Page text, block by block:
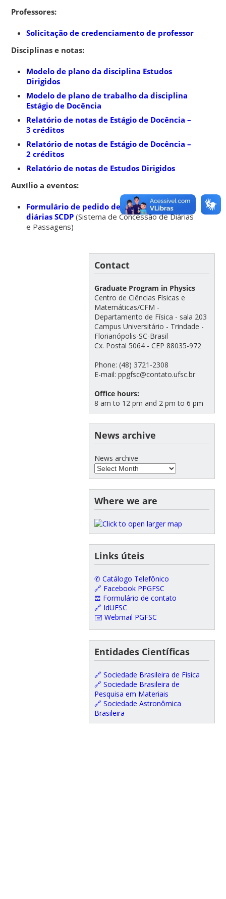
Professores:
Solicitação de credenciamento de professor
Disciplinas e notas:
Modelo de plano da disciplina Estudos
Dirigidos
Modelo de plano de trabalho da disciplina
Estágio de Docência
Relatório de notas de Estágio de Docência –
3 créditos
Relatório de notas de Estágio de Docência –
2 créditos
Relatório de notas de Estudos Dirigidos
Auxílio a eventos:
Formulário de pedido de passagem e
diárias SCDP (Sistema de Concessão de Diárias
e Passagens)
Contact
Graduate Program in Physics
Centro de Ciências Físicas e
Matemáticas/CFM -
Departamento de Física - sala 203
Campus Universitário - Trindade -
Florianópolis-SC-Brasil
Cx. Postal 5064 - CEP 88035-972
Phone: (48) 3721-2308
E-mail: ppgfsc@contato.ufsc.br
Office hours:
8 am to 12 pm and 2 pm to 6 pm
News archive
News archive
Where we are
Links úteis
✆ Catálogo Telefônico
🔗 Facebook PPGFSC
𝌕 Formulário de contato
🔗 IdUFSC
🖃 Webmail PGFSC
Entidades Científicas
🔗 Sociedade Brasileira de Física
🔗 Sociedade Brasileira de
Pesquisa em Materiais
🔗 Sociedade Astronômica
Brasileira